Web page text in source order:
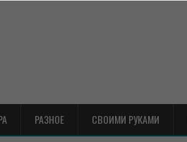
РАЗНОЕ СВОИМИ РУКАМИ